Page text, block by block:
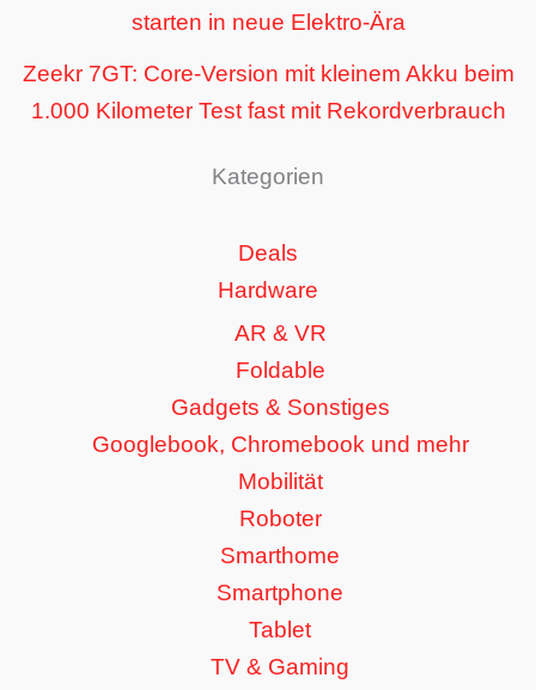
starten in neue Elektro-Ära
Zeekr 7GT: Core-Version mit kleinem Akku beim
1.000 Kilometer Test fast mit Rekordverbrauch
Kategorien
Deals
Hardware
AR & VR
Foldable
Gadgets & Sonstiges
Googlebook, Chromebook und mehr
Mobilität
Roboter
Smarthome
Smartphone
Tablet
TV & Gaming